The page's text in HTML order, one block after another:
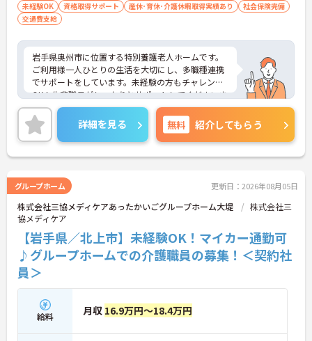
未経験OK 資格取得サポート 産休･育休･介護休暇取得実績あり
社会保険完備
交通費支給
岩手県奥州市に位置する特別養護老人ホームです。
ご利用様一人ひとりの生活を大切にし、多職種連携
でサポートをしています。未経験の方もチャレンジ
OK！先輩職員がしっかりとサポートしてくださいま
す。ご興味ある方には、面接対策ポイントなど、さ
らに詳細をお話しいたしますのでお気軽にご相談く
ださい！
詳細を見る 無料 紹介してもらう
グループホーム 更新日：2026年08月05日
株式会社三協メディケアあったかいごグループホーム大堤
株式会社三
協メディケア
【岩手県／北上市】未経験OK！マイカー通勤可
♪グループホームでの介護職員の募集！＜契約社
員＞
給料 月収 16.9万円～18.4万円